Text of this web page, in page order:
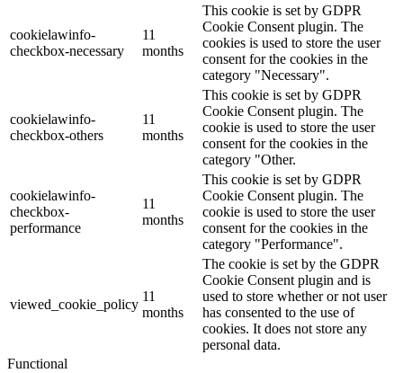
cookielawinfo-
checkbox-necessary
11
months
This cookie is set by GDPR
Cookie Consent plugin. The
cookies is used to store the user
consent for the cookies in the
category "Necessary".
cookielawinfo-
checkbox-others
11
months
This cookie is set by GDPR
Cookie Consent plugin. The
cookie is used to store the user
consent for the cookies in the
category "Other.
cookielawinfo-
checkbox-
performance
11
months
This cookie is set by GDPR
Cookie Consent plugin. The
cookie is used to store the user
consent for the cookies in the
category "Performance".
viewed_cookie_policy
11
months
The cookie is set by the GDPR
Cookie Consent plugin and is
used to store whether or not user
has consented to the use of
cookies. It does not store any
personal data.
Functional